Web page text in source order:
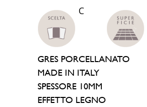
C
GRES PORCELLANATO
MADE IN ITALY
SPESSORE 10MM
EFFETTO LEGNO